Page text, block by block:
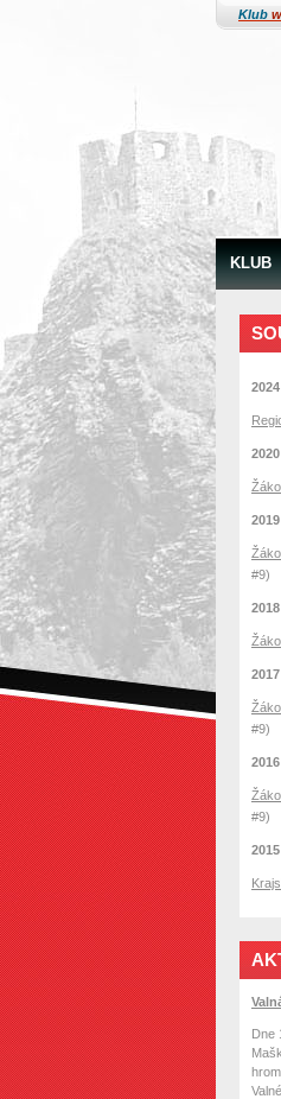
Klub
KLUB
#9)
#9)
#9)
Dne